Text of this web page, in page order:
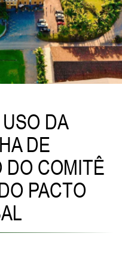
DA
DE
DO COMITÊ
PACTO